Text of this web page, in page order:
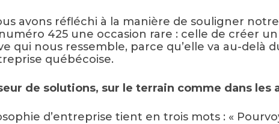
avons réfléchi à la manière de souligner
425 une occasion rare : celle de créer
qui nous ressemble, parce qu’elle va au-
québécoise.
de solutions, sur le terrain comme dans les
d’entreprise tient en trois mots : «